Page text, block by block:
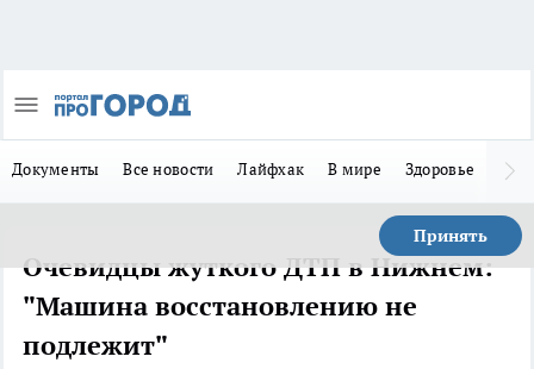
Документы Все новости Лайфхак В мире Здоровье
Принять
Очевидцы жуткого ДТП в Нижнем:
"Машина восстановлению не
подлежит"